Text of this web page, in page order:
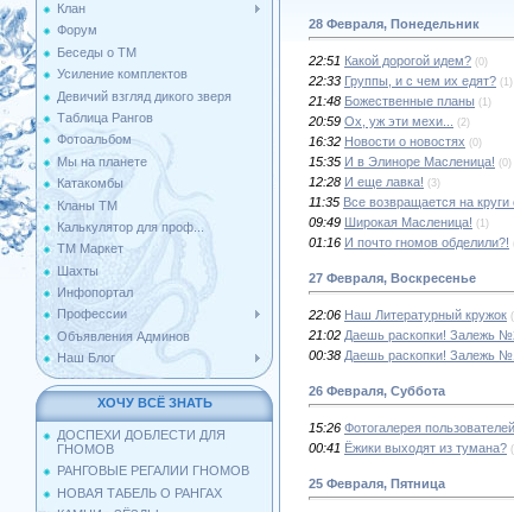
Клан
Форум
Беседы о ТМ
Усиление комплектов
Девичий взгляд дикого зверя
Таблица Рангов
Фотоальбом
Мы на планете
Катакомбы
Кланы ТМ
Калькулятор для проф...
ТМ Маркет
Шахты
Инфопортал
Профессии
Объявления Админов
Наш Блог
ХОЧУ ВСЁ ЗНАТЬ
ДОСПЕХИ ДОБЛЕСТИ ДЛЯ
ГНОМОВ
РАНГОВЫЕ РЕГАЛИИ ГНОМОВ
НОВАЯ ТАБЕЛЬ О РАНГАХ
28 Февраля, Понедельник
22:51 Какой дорогой идем? (0)
22:33 Группы, и с чем их едят? (1)
21:48 Божественные планы (1)
20:59 Ох, уж эти мехи... (2)
16:32 Новости о новостях (0)
15:35 И в Элиноре Масленица! (0)
12:28 И еще лавка! (3)
11:35 Все возвращается на круги
09:49 Широкая Масленица! (1)
01:16 И почто гномов обделили?!
27 Февраля, Воскресенье
22:06 Наш Литературный кружок
21:02 Даешь раскопки! Залежь
00:38 Даешь раскопки! Залежь
26 Февраля, Суббота
15:26 Фотогалерея
00:41 Ёжики выходят из тумана?
25 Февраля, Пятница